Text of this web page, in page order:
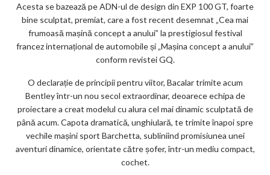
Acesta se bazează pe ADN-ul de design din EXP 100 GT, foarte
bine sculptat, premiat, care a fost recent desemnat „Cea mai
frumoasă mașină concept a anului” la prestigiosul festival
francez internațional de automobile și „Mașina concept a anului”
conform revistei GQ.
O declarație de principii pentru viitor, Bacalar trimite acum
Bentley într-un nou secol extraordinar, deoarece echipa de
proiectare a creat modelul cu alura cel mai dinamic sculptată de
până acum. Capota dramatică, unghiulară, te trimite înapoi spre
vechile mașini sport Barchetta, subliniind promisiunea unei
aventuri dinamice, orientate către șofer, într-un mediu compact,
cochet.